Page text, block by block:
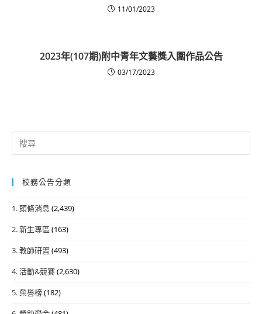
11/01/2023
2023年(107期)附中青年文藝獎入圍作品公告
03/17/2023
Search
for:
校務公告分類
1. 頭條消息 (2,439)
2. 新生專區 (163)
3. 教師研習 (493)
4. 活動&競賽(2,630)
5. 榮譽榜(182)